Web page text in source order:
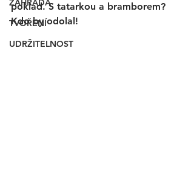
ZAHRADA
TVOŘENÍ
UDRŽITELNOST
poklad. S tatarkou a bramborem?
Kdo by odolal!